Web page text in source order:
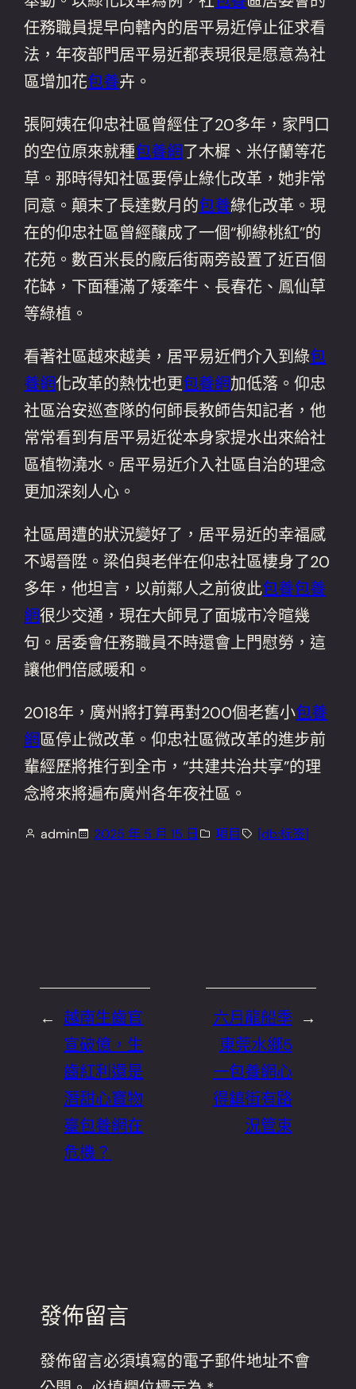
任務職員提早向轄內的居平易近停止征求看
法，年夜部門居平易近都表現很是愿意為社
區增加花包養卉。
張阿姨在仰忠社區曾經住了20多年，家門口
的空位原來就種包養網了木樨、米仔蘭等花
草。那時得知社區要停止綠化改革，她非常
同意。顛末了長達數月的包養綠化改革。現
在的仰忠社區曾經釀成了一個“柳綠桃紅”的
花苑。數百米長的廠后街兩旁設置了近百個
花缽，下面種滿了矮牽牛、長春花、鳳仙草
等綠植。
看著社區越來越美，居平易近們介入到綠包
養網化改革的熱忱也更包養網加低落。仰忠
社區治安巡查隊的何師長教師告知記者，他
常常看到有居平易近從本身家提水出來給社
區植物澆水。居平易近介入社區自治的理念
更加深刻人心。
社區周遭的狀況變好了，居平易近的幸福感
不竭晉陞。梁伯與老伴在仰忠社區棲身了20
多年，他坦言，以前鄰人之前彼此包養包養
網很少交通，現在大師見了面城市冷暄幾
句。居委會任務職員不時還會上門慰勞，這
讓他們倍感暖和。
2018年，廣州將打算再對200個老舊小包養
網區停止微改革。仰忠社區微改革的進步前
輩經歷將推行到全市，“共建共治共享”的理
念將來將遍布廣州各年夜社區。
admin 2025 年 5 月 15 日 項目 [db:标签]
← 越南生齒官
宣破億，生
齒紅利還是
潛甜心寶物
臺包養網在
危機？
→
六月龍船季
東莞水鄉5
一包養網心
得鎮街有路
況管束
發佈留言
發佈留言必須填寫的電子郵件地址不會